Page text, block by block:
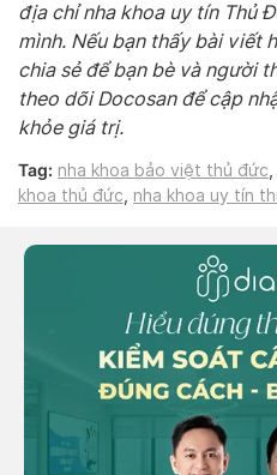
địa chỉ nha khoa uy tín Thủ
mình. Nếu bạn thấy bài viết
chia sẻ để bạn bè và người
theo dõi Docosan để cập
khỏe giá trị.
Tag: nha khoa bảo việt thủ đức
khoa thủ đức
nha khoa uy tín